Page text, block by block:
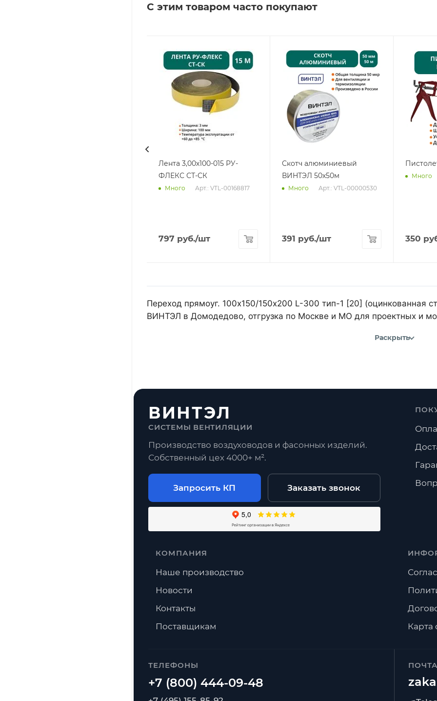
С этим товаром часто покупают
Лента 3,00х100-015 РУ-
ФЛЕКС СТ-СК
Много Арт.: VTL-00168817
797 руб./шт
Скотч алюминиевый
ВИНТЭЛ 50х50м
Много Арт.: VTL-00000530
391 руб./шт
Много
350
Переход прямоуг. 100х150/150х200 L-300 тип-1 [20] (оцинкованная
ВИНТЭЛ в Домодедово, отгрузка по Москве и МО для проектных и
Раскрыть
ВИНТЭЛ
СИСТЕМЫ ВЕНТИЛЯЦИИ
Производство воздуховодов и фасонных изделий.
Собственный цех 4000+ м².
Запросить КП Заказать звонок
ТЕЛЕФОНЫ
КОМПАНИЯ
Наше производство
Новости
Контакты
Поставщикам
Карта